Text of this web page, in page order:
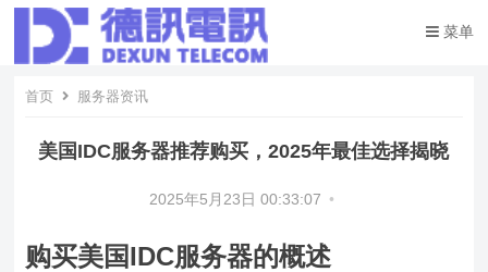
菜单
首页 服务器资讯
美国IDC服务器推荐购买，2025年最佳选择揭晓
2025年5月23日 00:33:07 •
购买美国IDC服务器的概述